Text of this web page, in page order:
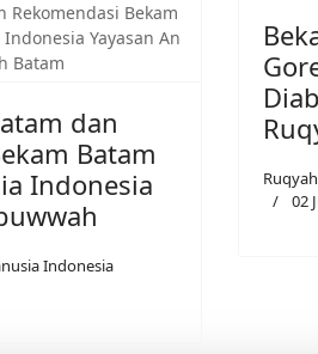
Rekomendasi Bekam
Yayasan An
Batam
dan
Batam
Indonesia
Indonesia
02